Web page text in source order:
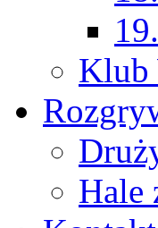
Klub
Hale